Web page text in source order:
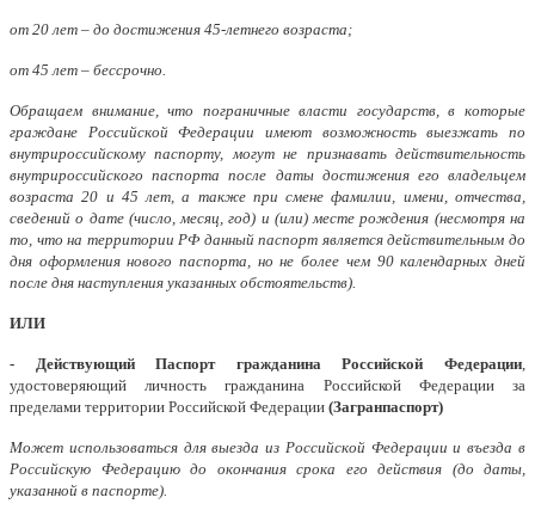
от 20 лет – до достижения 45-летнего возраста;
от 45 лет – бессрочно.
Обращаем внимание, что пограничные власти государств, в которые
граждане Российской Федерации имеют возможность выезжать по
внутрироссийскому паспорту, могут не признавать действительность
внутрироссийского паспорта после даты достижения его владельцем
возраста 20 и 45 лет, а также при смене фамилии, имени, отчества,
сведений о дате (число, месяц, год) и (или) месте рождения (несмотря на
то, что на территории РФ данный паспорт является действительным до
дня оформления нового паспорта, но не более чем 90 календарных дней
после дня наступления указанных обстоятельств).
ИЛИ
- Действующий Паспорт гражданина Российской Федерации
удостоверяющий личность гражданина Российской Федерации за
пределами территории Российской Федерации (Загранпаспорт)
Может использоваться для выезда из Российской Федерации и въезда в
Российскую Федерацию до окончания срока его действия (до даты,
указанной в паспорте).